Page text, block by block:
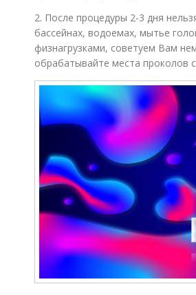
2. После процедуры 2-3 дня
бассейнах, водоемах, мытье
физнагрузками, советуем Вам
обрабатывайте места проколов